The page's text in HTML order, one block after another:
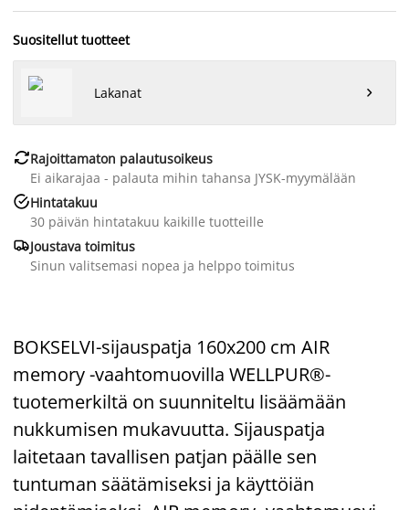
Suositellut tuotteet
Lakanat 
Rajoittamaton palautusoikeus
Ei aikarajaa - palauta mihin tahansa JYSK-myymälään
Hintatakuu
30 päivän hintatakuu kaikille tuotteille
Joustava toimitus
Sinun valitsemasi nopea ja helppo toimitus
BOKSELVI-sijauspatja 160x200 cm AIR
memory -vaahtomuovilla WELLPUR®-
tuotemerkiltä on suunniteltu lisäämään
nukkumisen mukavuutta. Sijauspatja
laitetaan tavallisen patjan päälle sen
tuntuman säätämiseksi ja käyttöiän